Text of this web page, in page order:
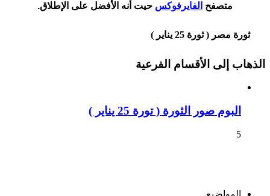
متصفح الفايرفوكس حيت نه الأفضل على الإطلاق.
ثورة مصر ( ثورة 25 يناير )
الذهاب إلى الأقسام الفرعية
البوم صور الثورة ( تورة 25 يناير )
5
المواضيع